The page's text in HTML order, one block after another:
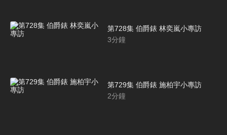
第728集 伯爵錶 林奕嵐小專訪
3分鐘
第729集 伯爵錶 施柏宇小專訪
2分鐘